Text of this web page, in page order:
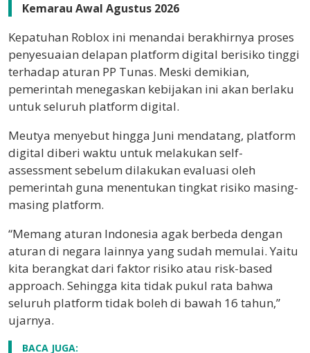
Kemarau Awal Agustus 2026
Kepatuhan Roblox ini menandai berakhirnya proses
penyesuaian delapan platform digital berisiko tinggi
terhadap aturan PP Tunas. Meski demikian,
pemerintah menegaskan kebijakan ini akan berlaku
untuk seluruh platform digital.
Meutya menyebut hingga Juni mendatang, platform
digital diberi waktu untuk melakukan self-
assessment sebelum dilakukan evaluasi oleh
pemerintah guna menentukan tingkat risiko masing-
masing platform.
“Memang aturan Indonesia agak berbeda dengan
aturan di negara lainnya yang sudah memulai. Yaitu
kita berangkat dari faktor risiko atau risk-based
approach. Sehingga kita tidak pukul rata bahwa
seluruh platform tidak boleh di bawah 16 tahun,”
ujarnya.
BACA JUGA: